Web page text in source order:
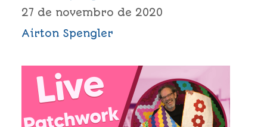
27 de novembro de 2020
Airton Spengler